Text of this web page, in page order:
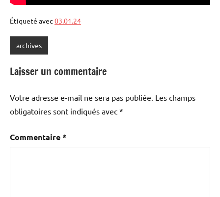
Étiqueté avec 03.01.24
archives
Laisser un commentaire
Votre adresse e-mail ne sera pas publiée. Les champs
obligatoires sont indiqués avec *
Commentaire*